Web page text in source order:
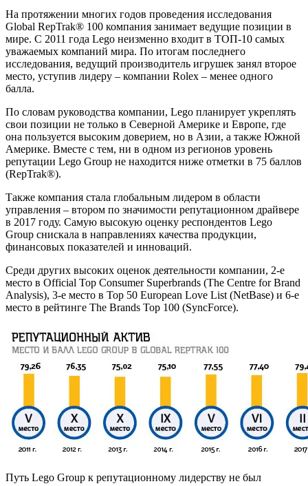
На протяжении многих годов проведения исследования
Global RepTrak® 100 компания занимает ведущие позиции в
мире. С 2011 года Lego неизменно входит в ТОП-10 самых
уважаемых компаний мира. По итогам последнего
исследования, ведущий производитель игрушек занял второе
место, уступив лидеру – компании Rolex – менее одного
балла.
По словам руководства компании, Lego планирует укреплять
свои позиции не только в Северной Америке и Европе, где
она пользуется высоким доверием, но в Азии, а также Южной
Америке. Вместе с тем, ни в одном из регионов уровень
репутации Lego Group не находится ниже отметки в 75 баллов
(RepTrak®).
Также компания стала глобальным лидером в области
управления – втором по значимости репутационном драйвере
в 2017 году. Самую высокую оценку респондентов Lego
Group снискала в направлениях качества продукции,
финансовых показателей и инноваций.
Среди других высоких оценок деятельности компании, 2-е
место в Official Top Consumer Superbrands (The Centre for Brand
Analysis), 3-е место в Top 50 European Love List (NetBase) и 6-е
место в рейтинге The Brands Top 100 (SyncForce).
Путь Lego Group к репутационному лидерству не был